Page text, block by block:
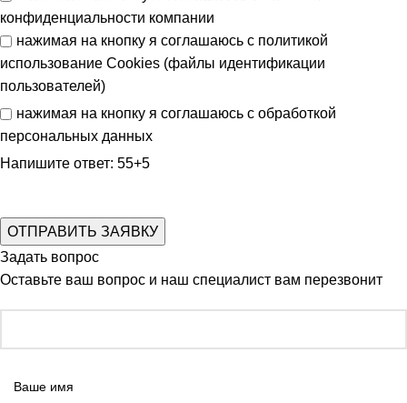
конфиденциальности компании
нажимая на кнопку я соглашаюсь с политикой
использование Cookies (файлы идентификации
пользователей)
нажимая на кнопку я соглашаюсь с обработкой
персональных данных
Напишите ответ: 55+5
Задать вопрос
Оставьте ваш вопрос и наш специалист вам перезвонит